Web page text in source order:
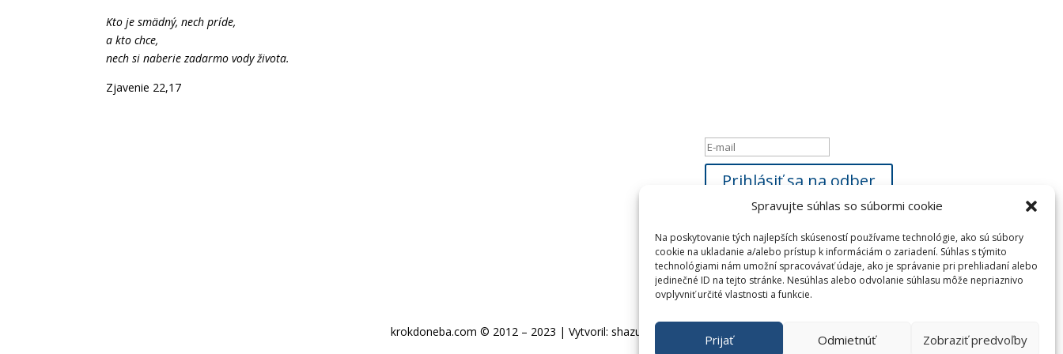
Spravujte súhlas so súbormi cookie
Na poskytovanie tých najlepších skúseností používame technológie, ako sú súbory
cookie na ukladanie a/alebo prístup k informáciám o zariadení. Súhlas s týmito
technológiami nám umožní spracovávať údaje, ako je správanie pri prehliadaní alebo
jedinečné ID na tejto stránke. Nesúhlas alebo odvolanie súhlasu môže nepriaznivo
ovplyvniť určité vlastnosti a funkcie.
Prijať Odmietnúť Zobraziť predvoľby
Kto je smädný, nech príde,
a kto chce,
nech si naberie zadarmo vody života.
Zjavenie 22,17
Prihlásiť sa na odber
krokdoneba.com © 2012 – 2023 | Vytvoril: shazucha.sk